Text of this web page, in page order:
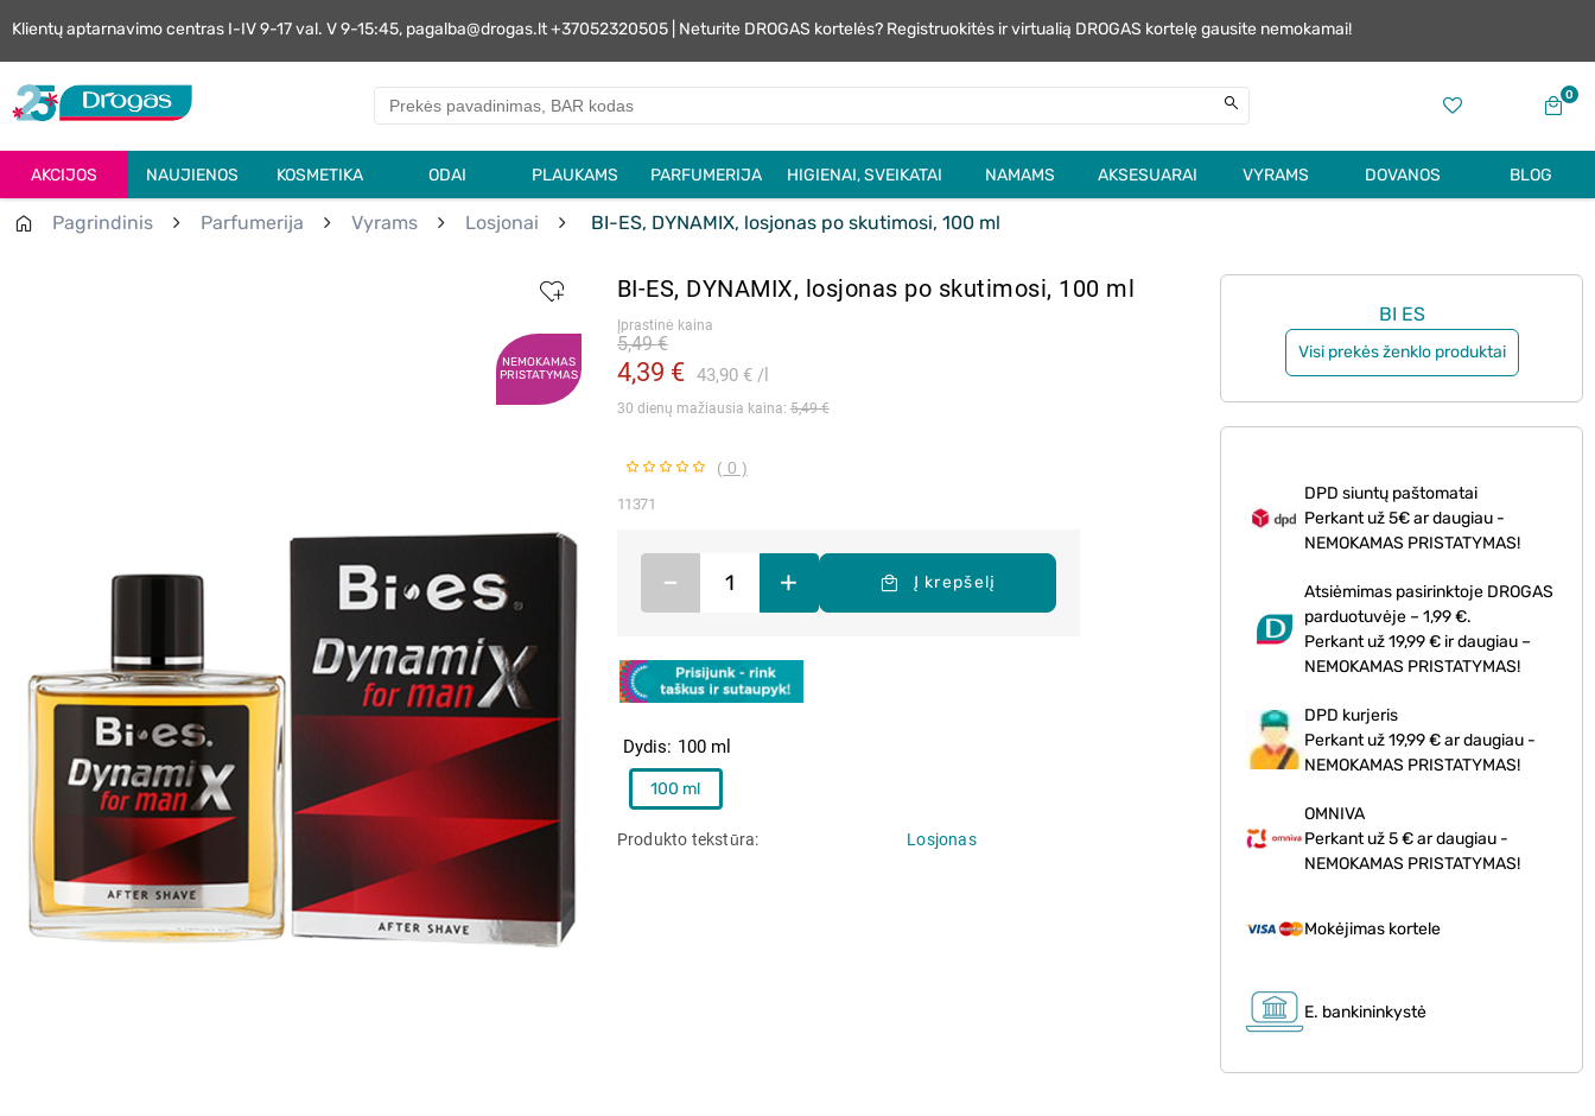
Klientų aptarnavimo centras I-IV 9-17 val. V 9-15:45, pagalba@drogas.lt +37052320505 | Neturite DROGAS kortelės? Registruokitės ir virtualią DROGAS kortelę gausite nemokamai!
0
AKCIJOS NAUJIENOS KOSMETIKA ODAI PLAUKAMS PARFUMERIJA HIGIENAI, SVEIKATAI NAMAMS AKSESUARAI VYRAMS DOVANOS BLOG
Pagrindinis Parfumerija Vyrams Losjonai BI-ES, DYNAMIX, losjonas po skutimosi, 100 ml
NEMOKAMAS
PRISTATYMAS
BI-ES, DYNAMIX, losjonas po skutimosi, 100 ml
Įprastinė kaina
4,39 € 43,90 € l
5,49 €
30 dienų mažiausia kaina: 5,49 €
( 0 )
11371
Dydis 100 ml
100 ml
– + Į krepšelį
Produkto tekstūra Losjonas
BI ES
Visi prekės ženklo produktai
DPD siuntų paštomatai
Perkant už 5€ ar daugiau -
NEMOKAMAS PRISTATYMAS!
Atsiėmimas pasirinktoje DROGAS
parduotuvėje – 1,99 €.
Perkant už 19,99 € ir daugiau –
NEMOKAMAS PRISTATYMAS!
DPD kurjeris
Perkant už 19,99 € ar daugiau -
NEMOKAMAS PRISTATYMAS!
OMNIVA
Perkant už 5 € ar daugiau -
NEMOKAMAS PRISTATYMAS!
Mokėjimas kortele
E. bankininkystė